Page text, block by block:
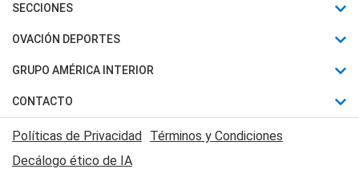
Últimas Noticias
Política
Judiciales
Economia
SECCIONES
Horóscopo
Motores
Trucos caseros
Series y Películas
Edictos y Solicitadas
OVACIÓN DEPORTES
Fútbol
Mundial
Automovilismo
Rugby
GRUPO AMÉRICA INTERIOR
Canal 7 en Vivo
CONTACTO
Acerca de Nosotros
Contactanos
Políticas de Privacidad Términos y Condiciones
Decálogo ético de IA